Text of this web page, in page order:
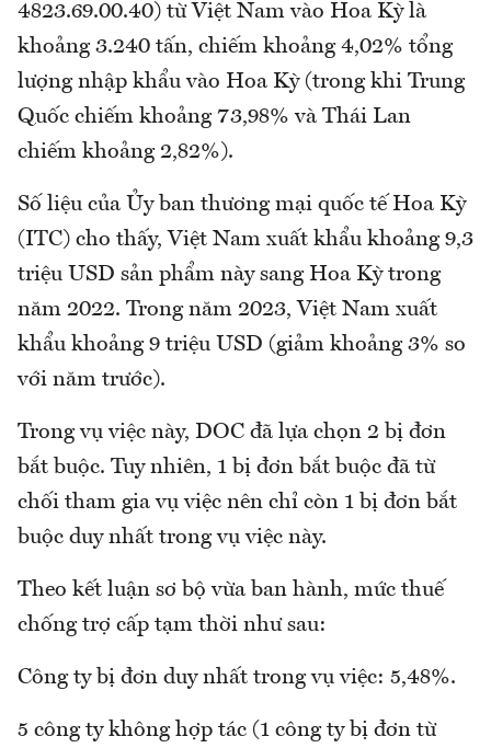
4823.69.00.40) từ Việt Nam vào Hoa Kỳ là
khoảng 3.240 tấn, chiếm khoảng 4,02% tổng
lượng nhập khẩu vào Hoa Kỳ (trong khi Trung
Quốc chiếm khoảng 73,98% và Thái Lan
chiếm khoảng 2,82%).
Số liệu của Ủy ban thương mại quốc tế Hoa Kỳ
(ITC) cho thấy, Việt Nam xuất khẩu khoảng 9,3
triệu USD sản phẩm này sang Hoa Kỳ trong
năm 2022. Trong năm 2023, Việt Nam xuất
khẩu khoảng 9 triệu USD (giảm khoảng 3% so
với năm trước).
Trong vụ việc này, DOC đã lựa chọn 2 bị đơn
bắt buộc. Tuy nhiên, 1 bị đơn bắt buộc đã từ
chối tham gia vụ việc nên chỉ còn 1 bị đơn bắt
buộc duy nhất trong vụ việc này.
Theo kết luận sơ bộ vừa ban hành, mức thuế
chống trợ cấp tạm thời như sau:
Công ty bị đơn duy nhất trong vụ việc: 5,48%.
5 công ty không hợp tác (1 công ty bị đơn từ